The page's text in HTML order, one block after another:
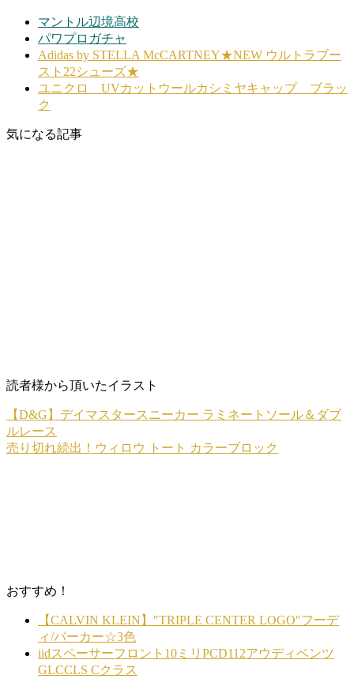
マントル辺境高校
パワプロガチャ
Adidas by STELLA McCARTNEY★NEW ウルトラブー
スト22シューズ★
ユニクロ UVカットウールカシミヤキャップ ブラッ
ク
気になる記事
読者様から頂いたイラスト
【D&G】デイマスタースニーカー ラミネートソール＆ダブ
ルレース
売り切れ続出！ウィロウ トート カラーブロック
おすすめ！
【CALVIN KLEIN】″TRIPLE CENTER LOGO″フーデ
ィ/パーカー☆3色
iidスペーサーフロント10ミリPCD112アウディベンツ
GLCCLS Cクラス